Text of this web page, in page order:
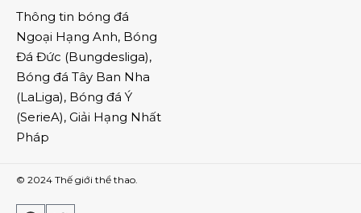
Thông tin bóng đá
Ngoại Hạng Anh, Bóng
Đá Đức (Bungdesliga),
Bóng đá Tây Ban Nha
(LaLiga), Bóng đá Ý
(SerieA), Giải Hạng Nhất
Pháp
© 2024 Thế giới thể thao